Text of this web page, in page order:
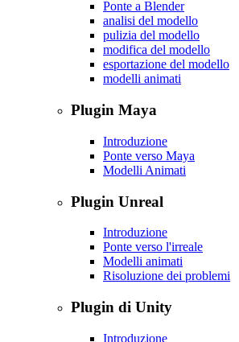
Ponte a Blender
analisi del modello
pulizia del modello
modifica del modello
esportazione del modello
modelli animati
Plugin Maya
Introduzione
Ponte verso Maya
Modelli Animati
Plugin Unreal
Introduzione
Ponte verso l'irreale
Modelli animati
Risoluzione dei problemi
Plugin di Unity
Introduzione